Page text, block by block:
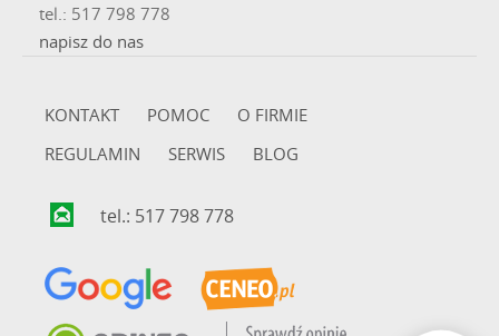
tel.: 517 798 778
napisz do nas
KONTAKT POMOC
O FIRMIE
REGULAMIN
SERWIS BLOG
tel.: 517 798 778